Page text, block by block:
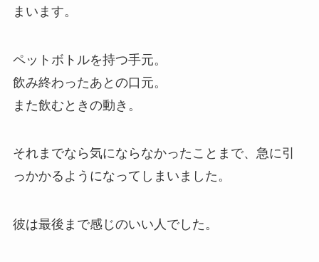
まいます。
ペットボトルを持つ手元。
飲み終わったあとの口元。
また飲むときの動き。
それまでなら気にならなかったことまで、急に引
っかかるようになってしまいました。
彼は最後まで感じのいい人でした。